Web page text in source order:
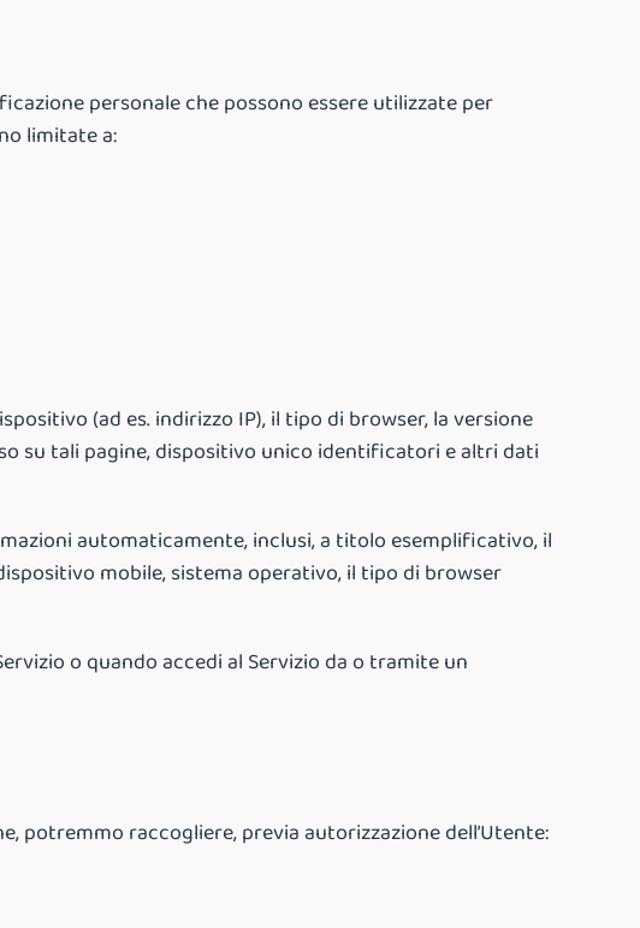
personale che possono essere utilizzate per
limitate a:
(ad es. indirizzo IP), il tipo di browser, la versione
su tali pagine, dispositivo unico identificatori e altri dati
automaticamente, inclusi, a titolo esemplificativo, il
mobile, sistema operativo, il tipo di browser
o quando accedi al Servizio da o tramite un
potremmo raccogliere, previa autorizzazione dell’Utente: